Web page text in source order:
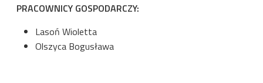
PRACOWNICY GOSPODARCZY:
Lasoń Wioletta
Olszyca Bogusława